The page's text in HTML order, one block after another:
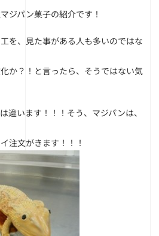
ジパン菓子の紹介です！
を、見た事がある人も多いのではな
か？！と言ったら、そうではない気
違います！！！そう、マジパンは、
注文がきます！！！